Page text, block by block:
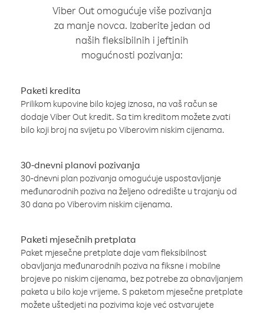
Viber Out omogućuje više pozivanja
za manje novca. Izaberite jedan od
naših fleksibilnih i jeftinih
mogućnosti pozivanja:
Paketi kredita
Prilikom kupovine bilo kojeg iznosa, na vaš račun se
dodaje Viber Out kredit. Sa tim kreditom možete zvati
bilo koji broj na svijetu po Viberovim niskim cijenama.
30-dnevni planovi pozivanja
30-dnevni plan pozivanja omogućuje uspostavljanje
međunarodnih poziva na željeno odredište u trajanju od
30 dana po Viberovim niskim cijenama.
Paketi mjesečnih pretplata
Paket mjesečne pretplate daje vam fleksibilnost
obavljanja međunarodnih poziva na fiksne i mobilne
brojeve po niskim cijenama, bez potrebe za obnavljanjem
paketa u bilo koje vrijeme. S paketom mjesečne pretplate
možete uštedjeti na pozivima koje već ostvarujete